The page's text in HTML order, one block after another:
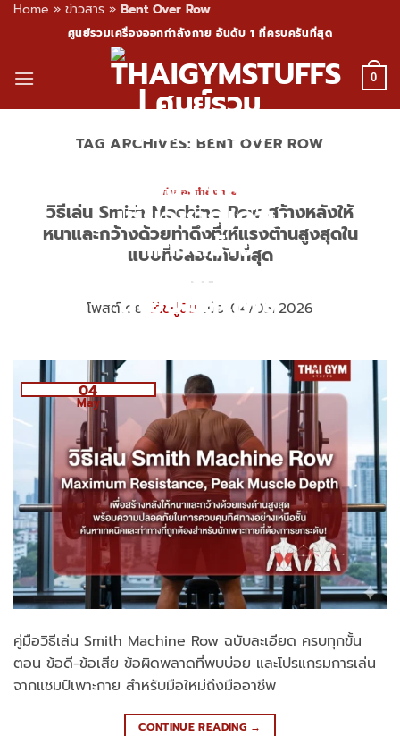
Home » ข่าวสาร » Bent Over Row
content
ศูนย์รวมเครื่องออกกำลังกาย อันดับ 1 ที่ครบครันที่สุด
0
TAG ARCHIVES:BENT OVER ROW
ท่าออกกำลังกาย
วิธีเล่น Smith Machine Row สร้างหลังให้
หนาและกว้างด้วยท่าดึงที่ให้แรงต้านสูงสุดใน
แบบที่ปลอดภัยที่สุด
โพสต์โดย โค้ชปูนิ่ม เมื่อ 04/05/2026
04
May
คู่มือวิธีเล่น Smith Machine Row ฉบับละเอียด ครบทุกขั้น
ตอน ข้อดี-ข้อเสีย ข้อผิดพลาดที่พบบ่อย และโปรแกรมการเล่น
จากแชมป์เพาะกาย สำหรับมือใหม่ถึงมืออาชีพ
CONTINUE READING →